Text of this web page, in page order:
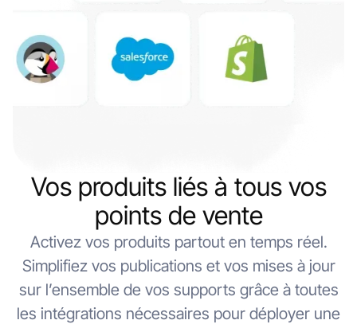
Vos produits liés à tous vos
points de vente
Activez vos produits partout en temps réel.
Simplifiez vos publications et vos mises à jour
sur l’ensemble de vos supports grâce à toutes
les intégrations nécessaires pour déployer une